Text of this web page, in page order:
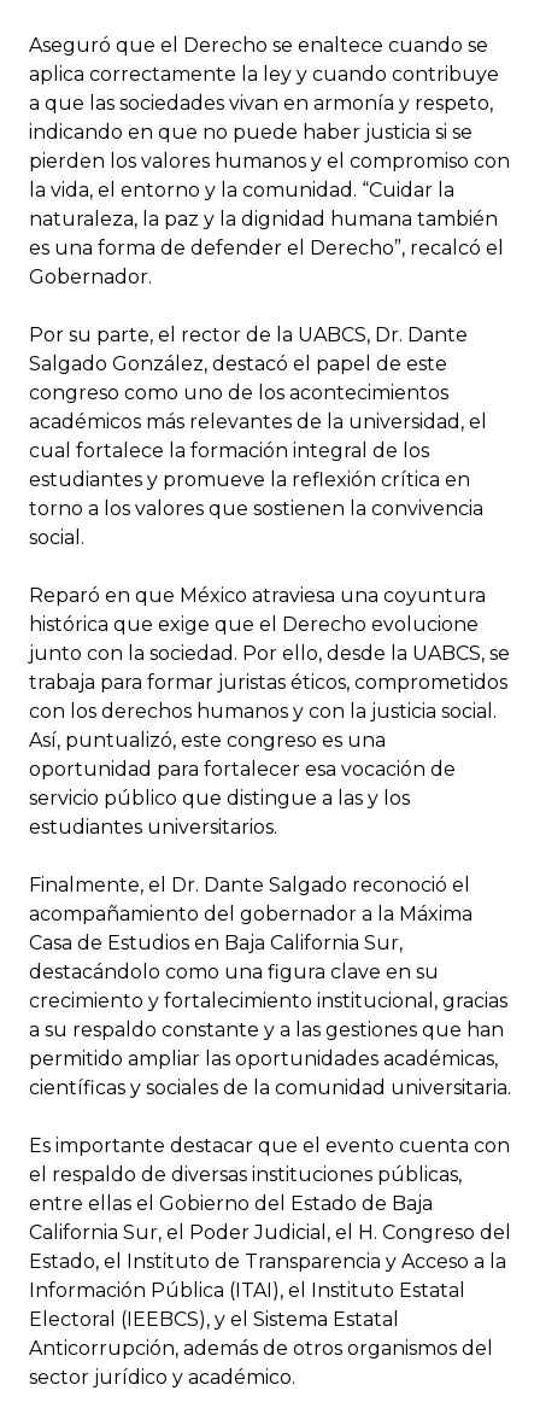
Aseguró que el Derecho se enaltece cuando se
aplica correctamente la ley y cuando contribuye
a que las sociedades vivan en armonía y respeto,
indicando en que no puede haber justicia si se
pierden los valores humanos y el compromiso con
la vida, el entorno y la comunidad. “Cuidar la
naturaleza, la paz y la dignidad humana también
es una forma de defender el Derecho”, recalcó el
Gobernador.
Por su parte, el rector de la UABCS, Dr. Dante
Salgado González, destacó el papel de este
congreso como uno de los acontecimientos
académicos más relevantes de la universidad, el
cual fortalece la formación integral de los
estudiantes y promueve la reflexión crítica en
torno a los valores que sostienen la convivencia
social.
Reparó en que México atraviesa una coyuntura
histórica que exige que el Derecho evolucione
junto con la sociedad. Por ello, desde la UABCS, se
trabaja para formar juristas éticos, comprometidos
con los derechos humanos y con la justicia social.
Así, puntualizó, este congreso es una
oportunidad para fortalecer esa vocación de
servicio público que distingue a las y los
estudiantes universitarios.
Finalmente, el Dr. Dante Salgado reconoció el
acompañamiento del gobernador a la Máxima
Casa de Estudios en Baja California Sur,
destacándolo como una figura clave en su
crecimiento y fortalecimiento institucional, gracias
a su respaldo constante y a las gestiones que han
permitido ampliar las oportunidades académicas,
científicas y sociales de la comunidad universitaria.
Es importante destacar que el evento cuenta con
el respaldo de diversas instituciones públicas,
entre ellas el Gobierno del Estado de Baja
California Sur, el Poder Judicial, el H. Congreso del
Estado, el Instituto de Transparencia y Acceso a la
Información Pública (ITAI), el Instituto Estatal
Electoral (IEEBCS), y el Sistema Estatal
Anticorrupción, además de otros organismos del
sector jurídico y académico.